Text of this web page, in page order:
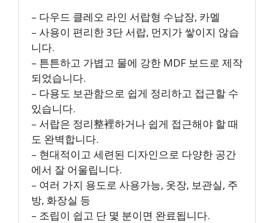
– 다우드 클레오 라인 서랍형 수납장, 카멜
– 사용이 편리한 3단 서랍, 먼지가 쌓이지 않습
니다.
– 튼튼하고 가볍고 물에 강한 MDF 보드로 제작
되었습니다.
– 다용도 보관함으로 쉽게 정리하고 접근할 수
있습니다.
– 서랍은 정리整裡하거나 쉽게 접근해야 할 때
도 완벽합니다.
– 현대적이고 세련된 디자인으로 다양한 공간
에서 잘 어울립니다.
– 여러 가지 용도로 사용가능, 옷장, 보관실, 주
방, 화장실 등
– 조립이 쉽고 단 몇 분이면 완료됩니다.